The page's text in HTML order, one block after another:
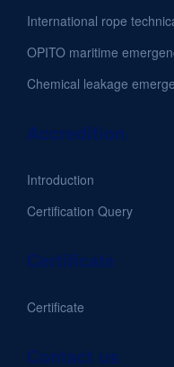
International rope
OPITO maritime
Chemical leakage
Accredition
Introduction
Certification Query
Certificate
Certificate
Contact us